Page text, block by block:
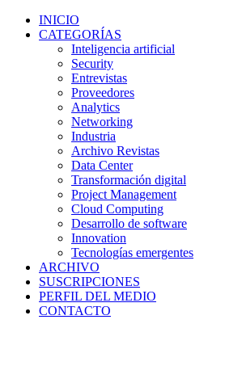
INICIO
CATEGORÍAS
Inteligencia artificial
Security
Entrevistas
Proveedores
Analytics
Networking
Industria
Archivo Revistas
Data Center
Transformación digital
Project Management
Cloud Computing
Desarrollo de software
Innovation
Tecnologías emergentes
ARCHIVO
SUSCRIPCIONES
PERFIL DEL MEDIO
CONTACTO